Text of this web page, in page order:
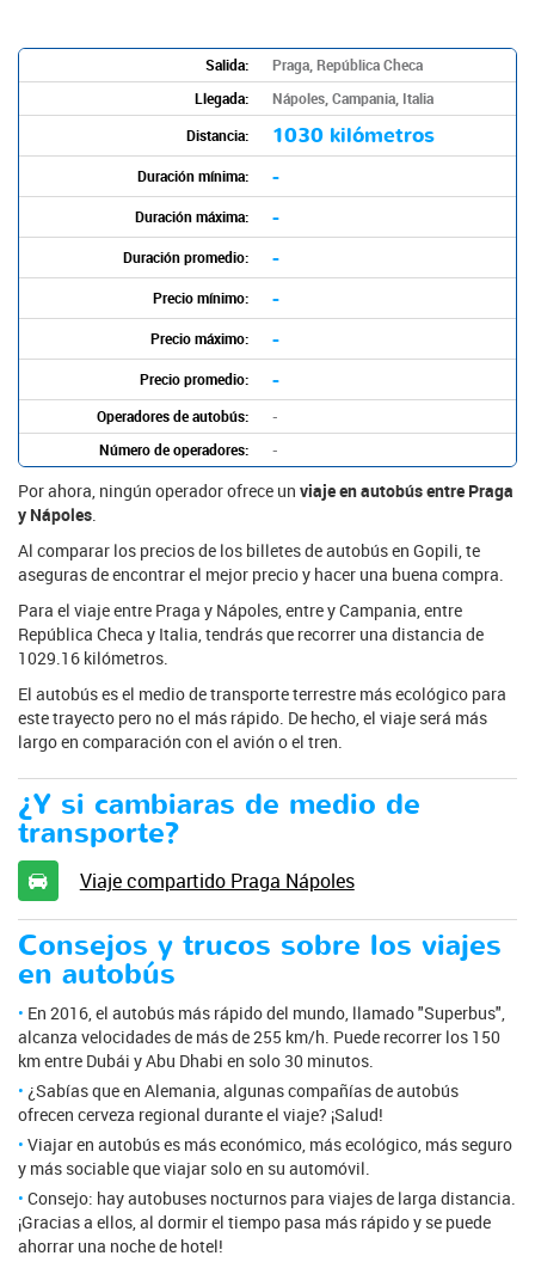
Salida:
Praga, República Checa
Llegada:
Nápoles, Campania, Italia
Distancia:
1030 kilómetros
Duración mínima: -
Duración máxima: -
Duración promedio: -
Precio mínimo: -
Precio máximo: -
Precio promedio: -
Operadores de autobús:
-
Número de operadores:
-
Por ahora, ningún operador ofrece un viaje en autobús entre Praga
y Nápoles
Al comparar los precios de los billetes de autobús en Gopili, te
aseguras de encontrar el mejor precio y hacer una buena compra.
Para el viaje entre Praga y Nápoles, entre y Campania, entre
República Checa y Italia, tendrás que recorrer una distancia de
1029.16 kilómetros.
El autobús es el medio de transporte terrestre más ecológico para
este trayecto pero no el más rápido. De hecho, el viaje será más
largo en comparación con el avión o el tren.
¿Y si cambiaras de medio de
transporte?
Viaje compartido Praga Nápoles
Consejos y trucos sobre los viajes
en autobús
En 2016, el autobús más rápido del mundo, llamado "Superbus",
alcanza velocidades de más de 255 km/h. Puede recorrer los 150
km entre Dubái y Abu Dhabi en solo 30 minutos.
¿Sabías que en Alemania, algunas compañías de autobús
ofrecen cerveza regional durante el viaje? ¡Salud!
Viajar en autobús es más económico, más ecológico, más seguro
y más sociable que viajar solo en su automóvil.
Consejo: hay autobuses nocturnos para viajes de larga distancia.
¡Gracias a ellos, al dormir el tiempo pasa más rápido y se puede
ahorrar una noche de hotel!